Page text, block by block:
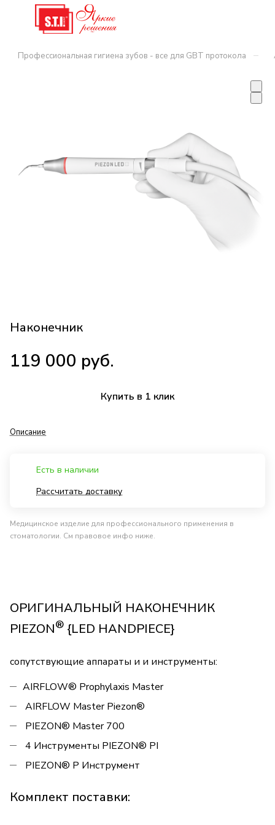
Профессиональная гигиена зубов - все для GBT протокола –
Наконечник
119 000 руб.
Купить в 1 клик
Описание
Есть в наличии
Рассчитать доставку
Медицинское изделие для профессионального применения в
стоматологии. См правовое инфо ниже.
ОРИГИНАЛЬНЫЙ НАКОНЕЧНИК
PIEZON® {LED HANDPIECE}
сопутствующие аппараты и и инструменты:
AIRFLOW® Prophylaxis Master
AIRFLOW Master Piezon®
PIEZON® Master 700
4 Инструменты PIEZON® PI
PIEZON® P Инструмент
Комплект поставки: